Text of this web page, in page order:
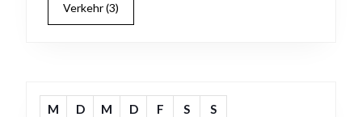
Verkehr(3)
M D M D F S
S